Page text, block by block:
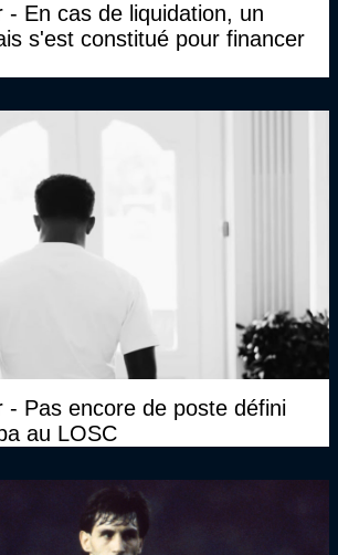
- En cas de liquidation, un
s'est constitué pour financer
- Pas encore de poste défini
au LOSC